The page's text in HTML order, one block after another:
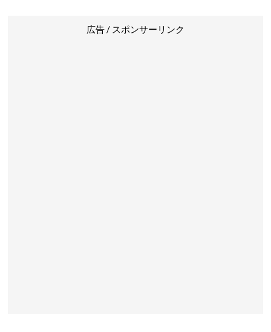
広告 / スポンサーリンク